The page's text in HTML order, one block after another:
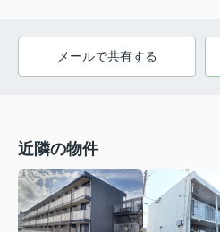
メールで共有する
近隣の物件